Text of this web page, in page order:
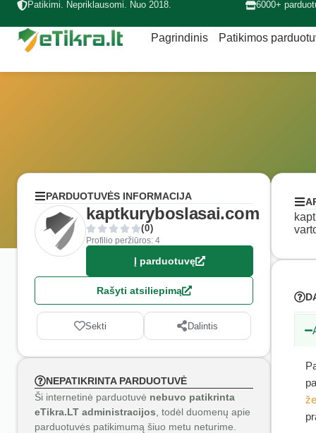
Patikimi. Nepriklausomi. Nuo 2018. 6000+
Pagrindinis Patikimos
PARDUOTUVĖS INFORMACIJA
kaptkuryboslasai.com
(0)
Profilio peržiūros: 4
Į parduotuvę
Rašyti atsiliepimą
Sekti Dalintis
NEPATIKRINTA PARDUOTUVĖ
Ši internetinė parduotuvė nebuvo patikrinta
eTikra.LT administracijos , todėl duomenų apie
parduotuvės patikimumą šiuo metu neturime.